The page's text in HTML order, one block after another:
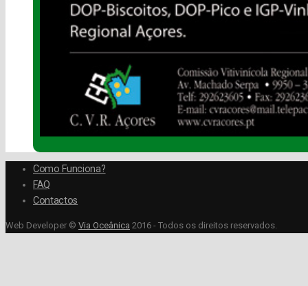
Como Funciona?
FAQ
Contactos
Web Developer © Via Oceânica 2016 - Todos os direitos reservados.